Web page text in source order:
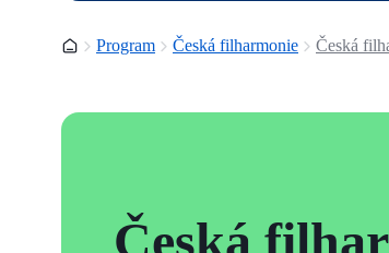
Domovská stránka
Program Česká filharmonie Česká
Česká